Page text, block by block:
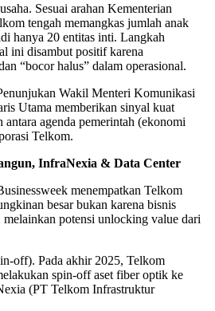
Sesuai arahan Kementerian
tengah memangkas jumlah anak
hanya 20 entitas inti. Langkah
ini disambut positif karena
“bocor halus” dalam operasional.
Wakil Menteri Komunikasi
Utama memberikan sinyal kuat
antara agenda pemerintah (ekonomi
Telkom.
InfraNexia & Data Center
menempatkan Telkom
besar bukan karena bisnis
melainkan potensi unlocking value dari
off). Pada akhir 2025, Telkom
spin-off aset fiber optik ke
(PT Telkom Infrastruktur